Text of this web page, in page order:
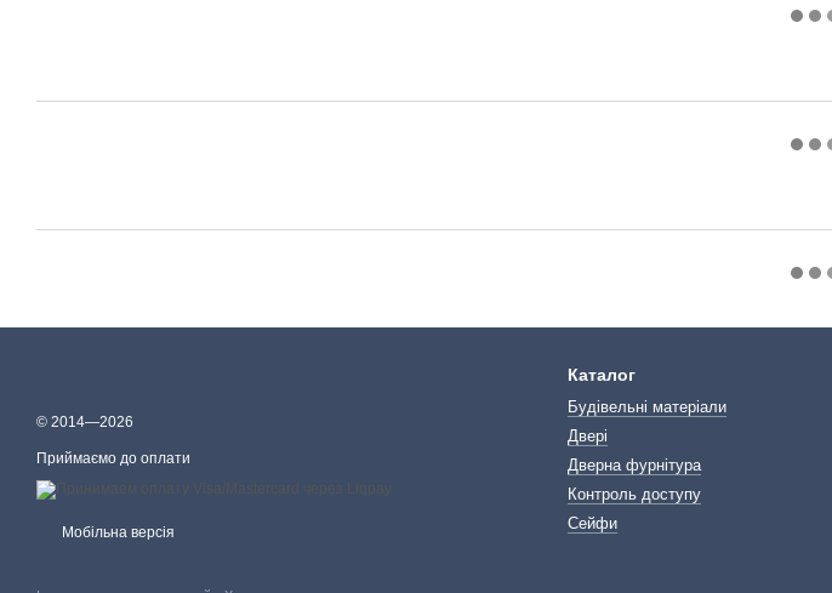
© 2014—2026
Приймаємо до оплати
Мобільна версія
Каталог
Будівельні матеріали
Двері
Дверна фурнітура
Контроль доступу
Сейфи